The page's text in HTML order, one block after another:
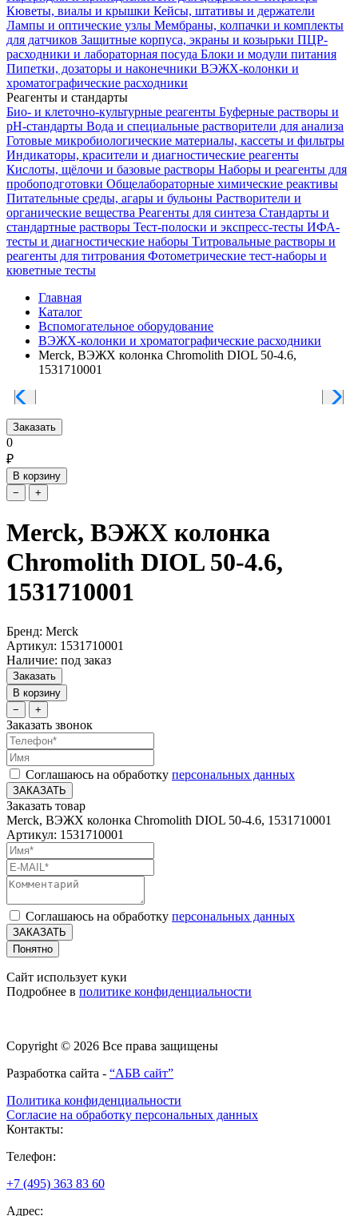
Кюветы, виалы и крышки Кейсы, штативы и держатели
Лампы и оптические узлы Мембраны, колпачки и комплекты
для датчиков Защитные корпуса, экраны и козырьки ПЦР-
расходники и лабораторная посуда Блоки и модули питания
Пипетки, дозаторы и наконечники ВЭЖХ-колонки и
хроматографические расходники
Реагенты и стандарты
Био- и клеточно-культурные реагенты Буферные растворы и
pH-стандарты Вода и специальные растворители для анализа
Готовые микробиологические материалы, кассеты и фильтры
Индикаторы, красители и диагностические реагенты
Кислоты, щёлочи и базовые растворы Наборы и реагенты для
пробоподготовки Общелабораторные химические реактивы
Питательные среды, агары и бульоны Растворители и
органические вещества Реагенты для синтеза Стандарты и
стандартные растворы Тест-полоски и экспресс-тесты ИФА-
тесты и диагностические наборы Титровальные растворы и
реагенты для титрования Фотометрические тест-наборы и
кюветные тесты
Главная
Каталог
Вспомогательное оборудование
ВЭЖХ-колонки и хроматографические расходники
Merck, ВЭЖХ колонка Chromolith DIOL 50-4.6,
1531710001
Заказать
0
₽
В корзину
−
+
Merck, ВЭЖХ колонка
Chromolith DIOL 50-4.6,
1531710001
Бренд: Merck
Артикул: 1531710001
Наличие: под заказ
Заказать
В корзину
−
+
Заказать звонок
Соглашаюсь на обработку персональных данных
ЗАКАЗАТЬ
Заказать товар
Merck, ВЭЖХ колонка Chromolith DIOL 50-4.6, 1531710001
Артикул: 1531710001
Соглашаюсь на обработку персональных данных
ЗАКАЗАТЬ
Понятно
Сайт использует куки
Подробнее в политике конфиденциальности
Copyright © 2026 Все права защищены
Разработка сайта - “АБВ сайт”
Политика конфиденциальности
Согласие на обработку персональных данных
Контакты:
Телефон:
+7 (495) 363 83 60
Адрес: